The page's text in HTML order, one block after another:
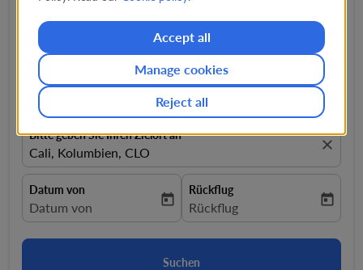
Hin- und rückflug 1 Passagiere
Von
Fuerteventura, Spanien, FUE close
Bitte geben Sie Ihren Zielort an
Cali, Kolumbien, CLO close
Datum von
fc-booking-departure-date-aria-label
Datum von today
Rückflug
fc-booking-return-date-aria-
Rückflug today
Suchen
Accept all
Reject all
Manage cookies